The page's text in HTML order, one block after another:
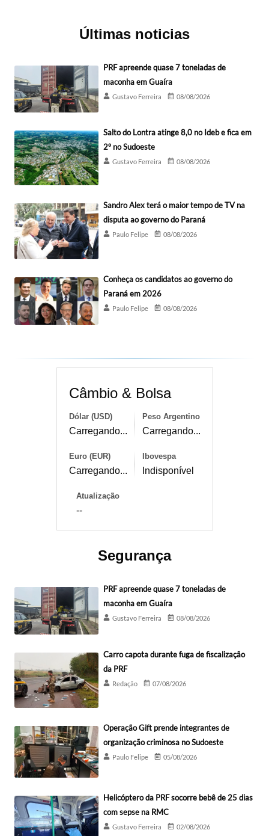
Últimas noticias
PRF apreende quase 7 toneladas de
maconha em Guaíra
Gustavo Ferreira 08/08/2026
Salto do Lontra atinge 8,0 no Ideb e fica em
2º no Sudoeste
Gustavo Ferreira 08/08/2026
Sandro Alex terá o maior tempo de TV na
disputa ao governo do Paraná
Paulo Felipe 08/08/2026
Conheça os candidatos ao governo do
Paraná em 2026
Paulo Felipe 08/08/2026
Câmbio & Bolsa
Dólar (USD)
Carregando...
Peso Argentino
Carregando...
Euro (EUR)
Carregando...
Ibovespa
Indisponível
Atualização
--
Segurança
PRF apreende quase 7 toneladas de
maconha em Guaíra
Gustavo Ferreira 08/08/2026
Carro capota durante fuga de fiscalização
da PRF
Redação 07/08/2026
Operação Gift prende integrantes de
organização criminosa no Sudoeste
Paulo Felipe 05/08/2026
Helicóptero da PRF socorre bebê de 25 dias
com sepse na RMC
Gustavo Ferreira 02/08/2026